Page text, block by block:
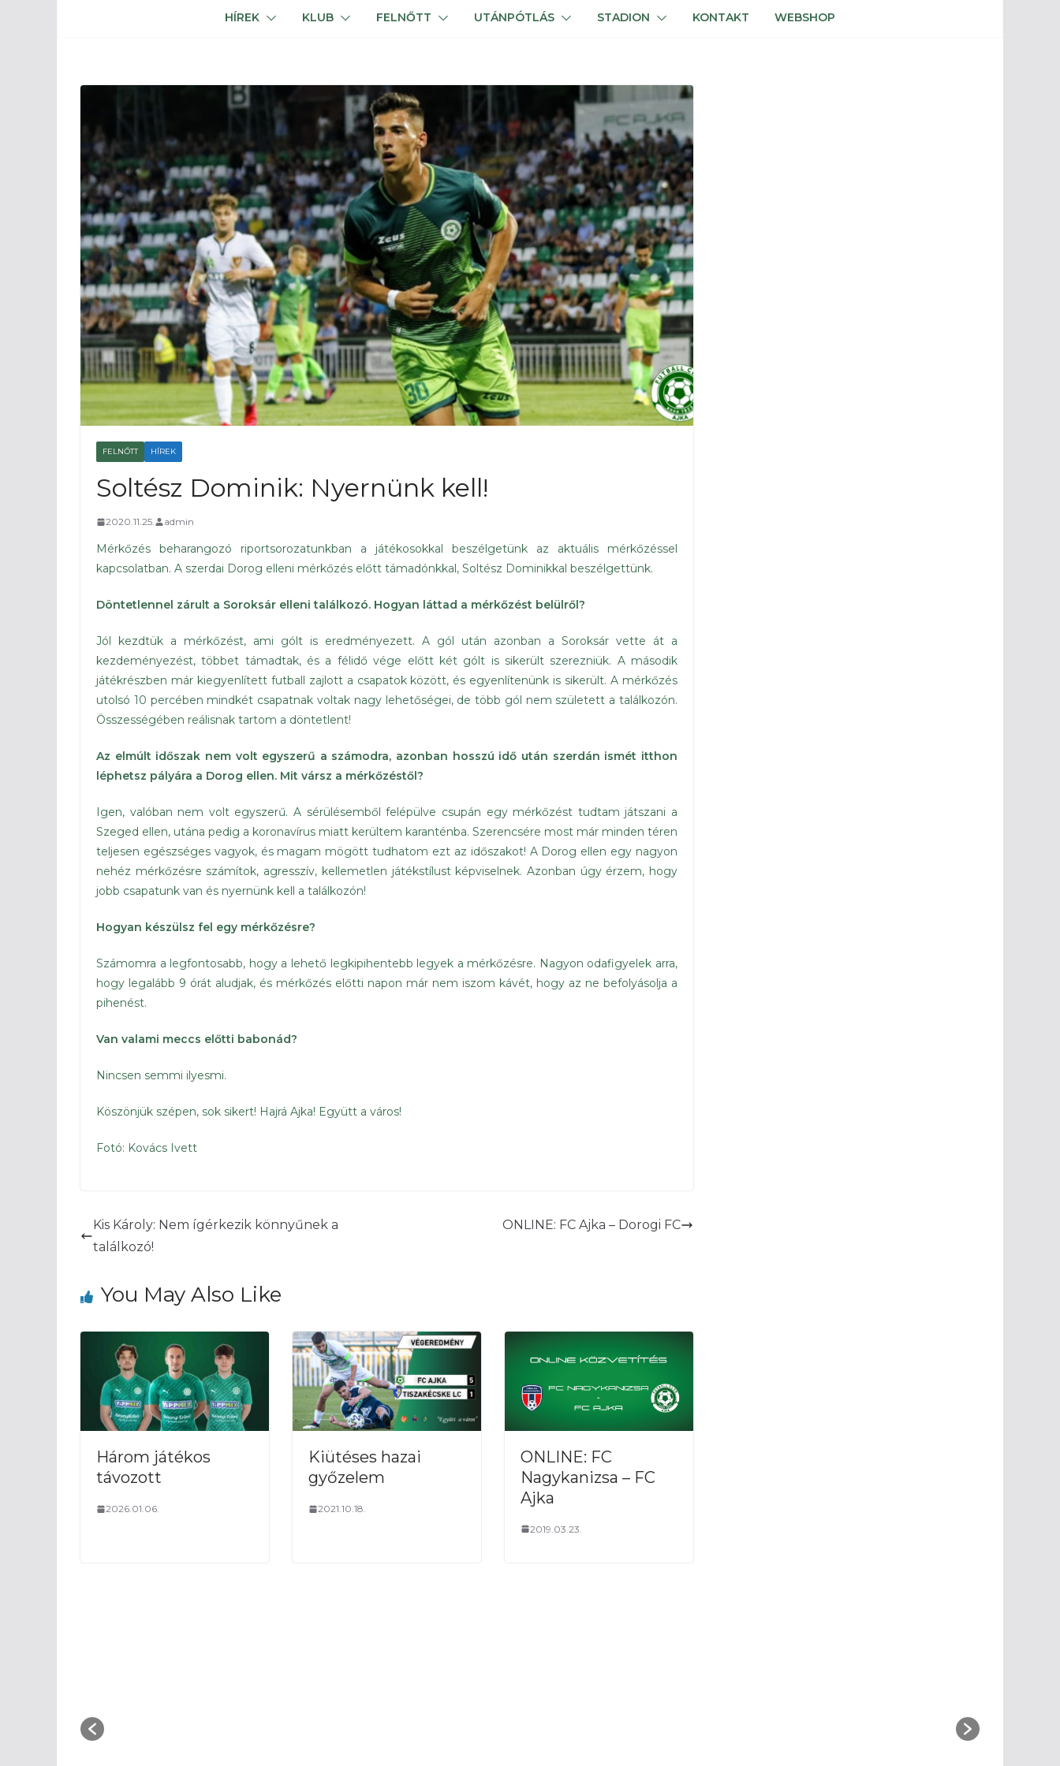
HÍREK KLUB FELNŐTT UTÁNPÓTLÁS STADION KONTAKT WEBSHOP
FELNŐTT HÍREK
Soltész Dominik: Nyernünk kell!
2020.11.25. admin
Mérkőzés beharangozó riportsorozatunkban a játékosokkal beszélgetünk az aktuális mérkőzéssel
kapcsolatban. A szerdai Dorog elleni mérkőzés előtt támadónkkal, Soltész Dominikkal beszélgettünk.
Döntetlennel zárult a Soroksár elleni találkozó. Hogyan láttad a mérkőzést belülről?
Jól kezdtük a mérkőzést, ami gólt is eredményezett. A gól után azonban a Soroksár vette át a
kezdeményezést, többet támadtak, és a félidő vége előtt két gólt is sikerült szerezniük. A második
játékrészben már kiegyenlített futball zajlott a csapatok között, és egyenlítenünk is sikerült. A mérkőzés
utolsó 10 percében mindkét csapatnak voltak nagy lehetőségei, de több gól nem született a találkozón.
Összességében reálisnak tartom a döntetlent!
Az elmúlt időszak nem volt egyszerű a számodra, azonban hosszú idő után szerdán ismét itthon
léphetsz pályára a Dorog ellen. Mit vársz a mérkőzéstől?
Igen, valóban nem volt egyszerű. A sérülésemből felépülve csupán egy mérkőzést tudtam játszani a
Szeged ellen, utána pedig a koronavírus miatt kerültem karanténba. Szerencsére most már minden téren
teljesen egészséges vagyok, és magam mögött tudhatom ezt az időszakot! A Dorog ellen egy nagyon
nehéz mérkőzésre számítok, agresszív, kellemetlen játékstílust képviselnek. Azonban úgy érzem, hogy
jobb csapatunk van és nyernünk kell a találkozón!
Hogyan készülsz fel egy mérkőzésre?
Számomra a legfontosabb, hogy a lehető legkipihentebb legyek a mérkőzésre. Nagyon odafigyelek arra,
hogy legalább 9 órát aludjak, és mérkőzés előtti napon már nem iszom kávét, hogy az ne befolyásolja a
pihenést.
Van valami meccs előtti babonád?
Nincsen semmi ilyesmi.
Köszönjük szépen, sok sikert! Hajrá Ajka! Együtt a város!
Fotó: Kovács Ivett
Kis Károly: Nem ígérkezik könnyűnek a
találkozó!
ONLINE: FC Ajka – Dorogi FC
You May Also Like
Három játékos
távozott
2026.01.06.
Kiütéses hazai
győzelem
2021.10.18.
ONLINE: FC
Nagykanizsa – FC
Ajka
2019.03.23.